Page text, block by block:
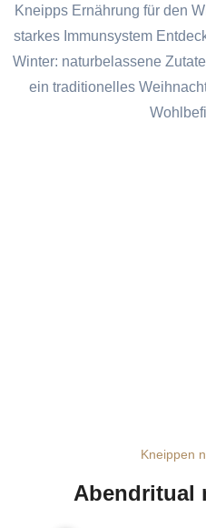
Kneipps Ernährung für den Winter – Natürliche Kraft für ein
starkes Immunsystem
Winter: naturbelassene
ein traditionelles
Kneippen
Abendritual